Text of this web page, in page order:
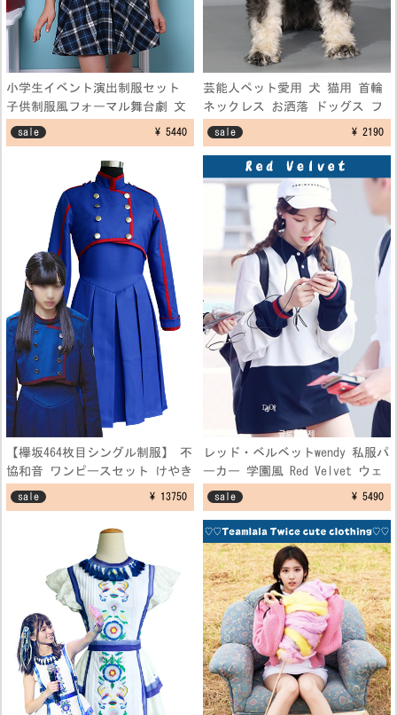
小学生イベント演出制服セット
子供制服風フォーマル舞台劇 文
化祭仮装コスプレ衣装 学園祭演
sale ¥ 5440
芸能人ペット愛用 犬 猫用 首輪
ネックレス お洒落 ドッグス フ
ェザーネックレス アクセサリー
sale ¥ 2190
【欅坂464枚目シングル制服】 不
協和音 ワンピースセット けやき
坂 ブルー 制服コスプレ衣装
sale ¥ 13750
レッド・ベルベットwendy 私服パ
ーカー 学園風 Red Velvet ウェ
ンディ 空港ファッション制服 フ
sale ¥ 5490